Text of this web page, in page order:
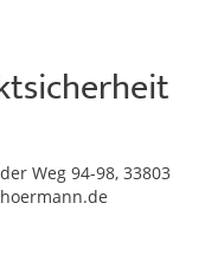
Weg 94-98, 33803